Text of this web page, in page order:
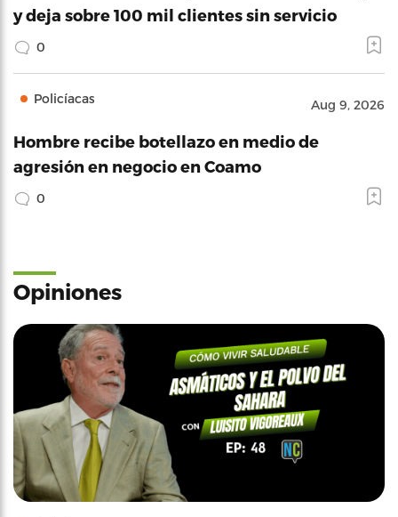
y deja sobre 100 mil clientes sin servicio
0
Policíacas Aug 9, 2026
Hombre recibe botellazo en medio de
agresión en negocio en Coamo
0
Opiniones